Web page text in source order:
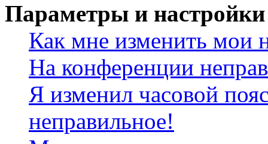
Параметры и настройки
Как мне изменить мои
На конференции
Я изменил часовой
неправильное!